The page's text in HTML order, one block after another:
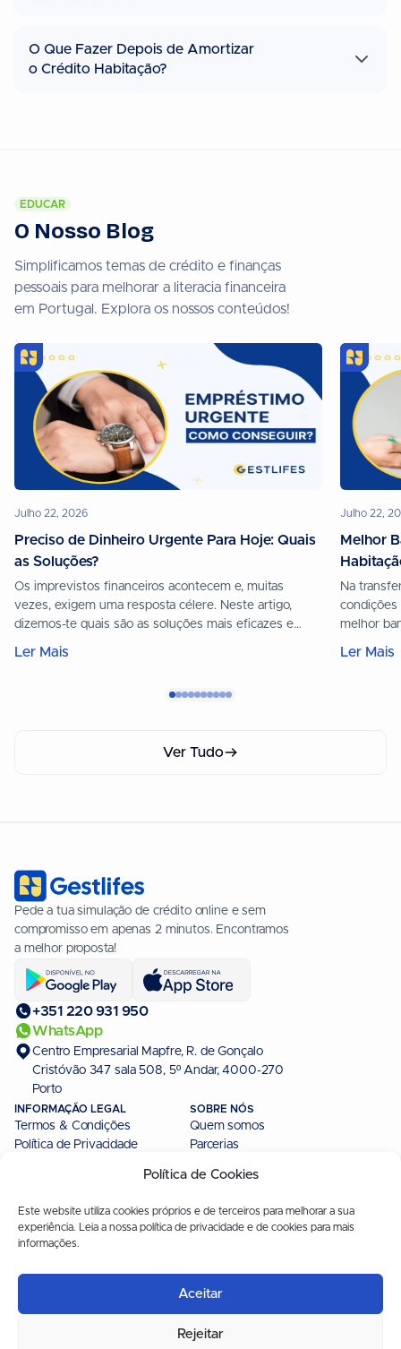
Política de Cookies
Este website utiliza cookies próprios e de terceiros para melhorar a sua
experiência. Leia a nossa política de privacidade e de cookies para mais
informações.
Aceitar
Rejeitar
O Que Fazer Depois de Amortizar
o Crédito Habitação?
EDUCAR
O Nosso Blog
Simplificamos temas de crédito e finanças
pessoais para melhorar a literacia financeira
em Portugal. Explora os nossos conteúdos!
Julho 22, 2026
Preciso de Dinheiro Urgente Para Hoje: Quais
as Soluções?
Os imprevistos financeiros acontecem e, muitas
vezes, exigem uma resposta célere. Neste artigo,
dizemos-te quais são as soluções mais eficazes e
Gestlifes. Poderás obter uma pré-aprovação. Há três
Ler Mais
Julho 22,
Melhor
Na
condições
melhor
Ler Mais
Ver Tudo
Pede a tua simulação de crédito online e sem
compromisso em apenas 2 minutos. Encontramos
a melhor proposta!
+351 220 931 950
WhatsApp
Centro Empresarial Mapfre, R. de Gonçalo
Cristóvão 347 sala 508, 5º Andar, 4000-270
Porto
INFORMAÇÃO LEGAL
Termos & Condições
Política de Privacidade
Intermediação de Crédito
SOBRE NÓS
Quem somos
Parcerias
MAIS INFORMAÇÃO
Autores
Modelo de Negócio
Avisos & Comunicações
AS NOSSAS MARCAS
PortaldoCredito.pt